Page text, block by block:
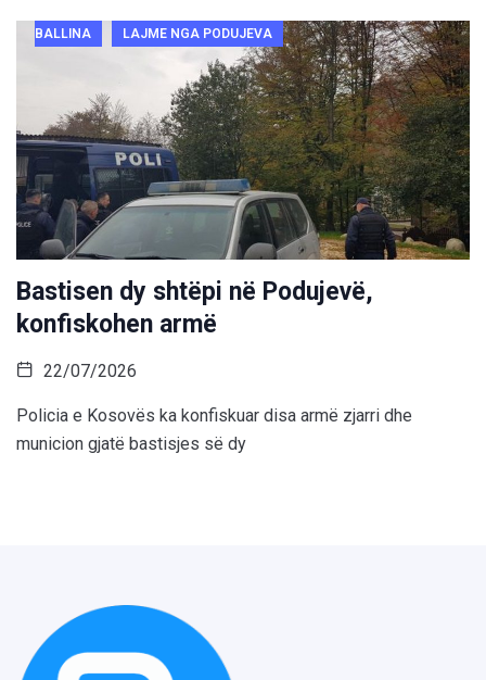
BALLINA LAJME NGA PODUJEVA
Bastisen dy shtëpi në Podujevë,
konfiskohen armë
22/07/2026
Policia e Kosovës ka konfiskuar disa armë zjarri dhe
municion gjatë bastisjes së dy